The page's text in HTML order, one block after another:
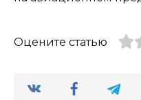
Оцените статью